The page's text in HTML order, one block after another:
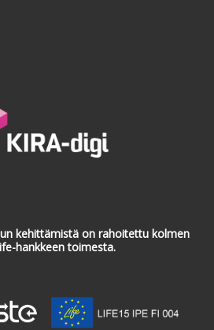
kehittämistä on rahoitettu kolmen
hankkeen toimesta.